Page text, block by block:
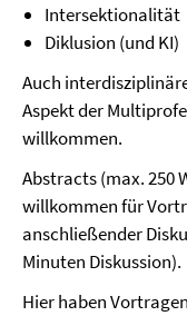
Intersektionalität
Diklusion (und KI)
Auch
Aspekt der
willkommen.
Abstracts (max. 250
willkommen für
anschließender
Minuten Diskussion).
Hier haben